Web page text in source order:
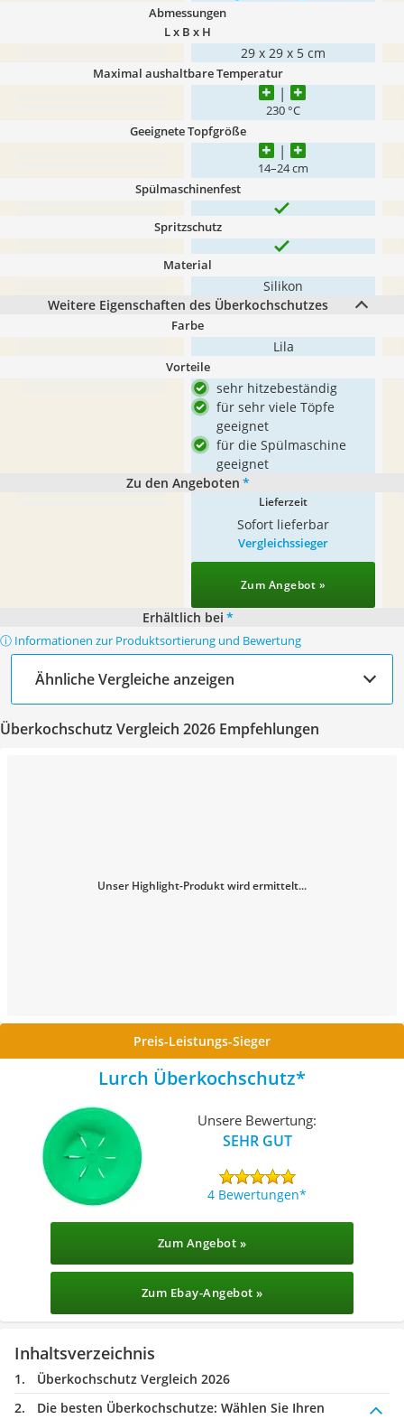
Abmessungen
L x B x H
29 x 29 x 5 cm
Maximal aushaltbare Temperatur
230 °C
Geeignete Topfgröße
14–24 cm
Spülmaschinenfest
Spritzschutz
Material
Silikon
Weitere Eigenschaften des Überkochschutzes
Farbe
Lila
Vorteile
sehr hitzebeständig
für sehr viele Töpfe
geeignet
für die Spülmaschine
geeignet
Zu den Angeboten *
Lieferzeit
Sofort lieferbar
Vergleichssieger
Zum Angebot »
Erhältlich bei *
ⓘ Informationen zur Produktsortierung und Bewertung
Ähnliche Vergleiche anzeigen
Überkochschutz Vergleich 2026 Empfehlungen
Unser Highlight-Produkt wird ermittelt...
Preis-Leistungs-Sieger
Lurch Überkochschutz
Unsere Bewertung:
SEHR GUT
4 Bewertungen
Zum Angebot »
Zum Ebay-Angebot »
Inhaltsverzeichnis
Überkochschutz Vergleich 2026
Die besten Überkochschutze: Wählen Sie Ihren